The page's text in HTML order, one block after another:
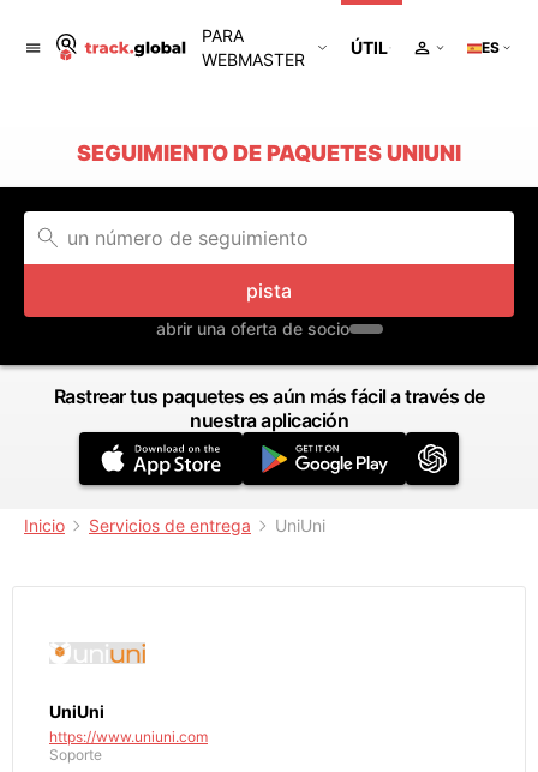
PARA
WEBMASTER
ÚTIL ES
SEGUIMIENTO DE PAQUETES UNIUNI
pista
abrir una oferta de socio
Rastrear tus paquetes es aún más fácil a través de
nuestra aplicación
Inicio Servicios de entrega UniUni
UniUni
https://www.uniuni.com
Soporte